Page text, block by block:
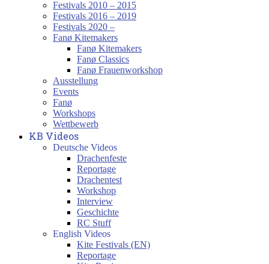
Festivals 2010 – 2015
Festivals 2016 – 2019
Festivals 2020 –
Fanø Kitemakers
Fanø Kitemakers
Fanø Classics
Fanø Frauenworkshop
Ausstellung
Events
Fanø
Workshops
Wettbewerb
KB Videos
Deutsche Videos
Drachenfeste
Reportage
Drachentest
Workshop
Interview
Geschichte
RC Stuff
English Videos
Kite Festivals (EN)
Reportage